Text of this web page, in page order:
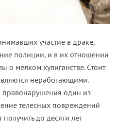
участие в драке,
полиции, и в их отношении
о мелком хулиганстве. Стоит
неработающими.
правонарушения один из
телесных повреждений
до десяти лет